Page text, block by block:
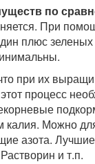
по
При
плюс
при их
процесс
Можно
азота.
и т.п.